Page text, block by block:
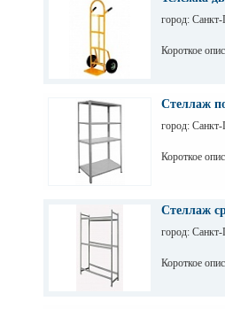
город: Санкт-
Короткое
Стеллаж
город: Санкт-
Короткое
Стеллаж
город: Санкт-
Короткое